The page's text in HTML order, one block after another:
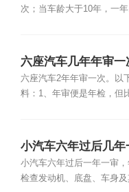
次；当车龄大于10年，一
六座汽车几年年审一
六座汽车2年年审一次。以
料：1、年审便是年检，但
小汽车六年过后几年
小汽车六年过后一年一审，
检查发动机、底盘、车身